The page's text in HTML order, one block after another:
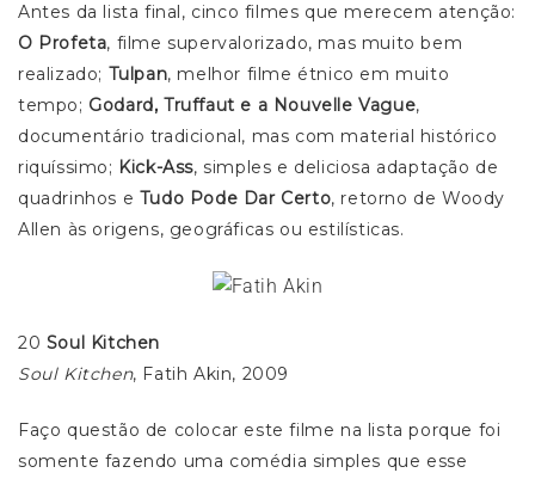
Antes da lista final, cinco filmes que merecem atenção:
O Profeta, filme supervalorizado, mas muito bem
realizado; Tulpan, melhor filme étnico em muito
tempo; Godard, Truffaut e a Nouvelle Vague,
documentário tradicional, mas com material histórico
riquíssimo; Kick-Ass, simples e deliciosa adaptação de
quadrinhos e Tudo Pode Dar Certo, retorno de Woody
Allen às origens, geográficas ou estilísticas.
20 Soul Kitchen
Soul Kitchen, Fatih Akin, 2009
Faço questão de colocar este filme na lista porque foi
somente fazendo uma comédia simples que esse